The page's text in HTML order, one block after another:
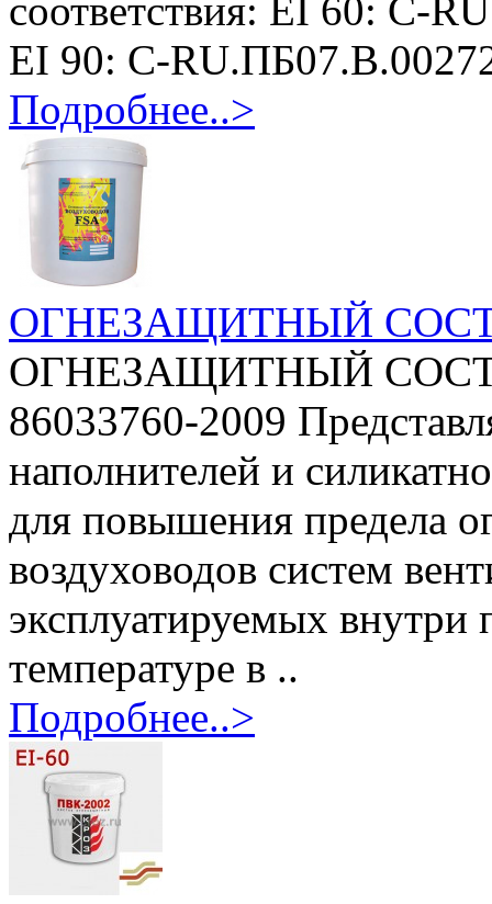
соответствия: EI 60: C-
EI 90: C-
Подробнее..>
ОГНЕЗАЩИТНЫЙ
ОГНЕЗАЩИТНЫЙ
86033760-2009
наполнителей и
для повышения предела
воздуховодов систем
эксплуатируемых
температуре в ..
Подробнее..>